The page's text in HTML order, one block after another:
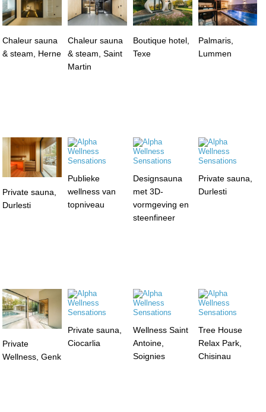
Chaleur sauna
& steam, Herne
Chaleur sauna
& steam, Saint
Martin
Boutique hotel,
Texe
Palmaris,
Lummen
Private sauna,
Durlesti
Publieke
wellness van
topniveau
Designsauna
met 3D-
vormgeving en
steenfineer
Private sauna,
Durlesti
Private
Wellness, Genk
Private sauna,
Ciocarlia
Wellness Saint
Antoine,
Soignies
Tree House
Relax Park,
Chisinau